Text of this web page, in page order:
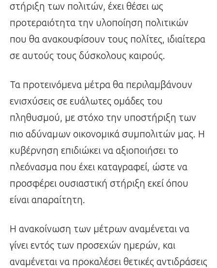
στήριξη των πολιτών, έχει θέσει ως
προτεραιότητα την υλοποίηση πολιτικών
που θα ανακουφίσουν τους πολίτες, ιδιαίτερα
σε αυτούς τους δύσκολους καιρούς.
Τα προτεινόμενα μέτρα θα περιλαμβάνουν
ενισχύσεις σε ευάλωτες ομάδες του
πληθυσμού, με στόχο την υποστήριξη των
πιο αδύναμων οικονομικά συμπολιτών μας. Η
κυβέρνηση επιδιώκει να αξιοποιήσει το
πλεόνασμα που έχει καταγραφεί, ώστε να
προσφέρει ουσιαστική στήριξη εκεί όπου
είναι απαραίτητη.
Η ανακοίνωση των μέτρων αναμένεται να
γίνει εντός των προσεχών ημερών, και
αναμένεται να προκαλέσει θετικές αντιδράσεις